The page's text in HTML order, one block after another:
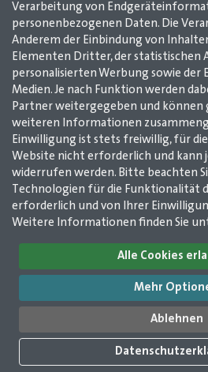
Verarbeitung von
personenbezogenen Daten. Die
Anderem der Einbindung von
Elementen Dritter, der statistischen
personalisierten Werbung sowie der
Medien. Je nach Funktion werden
Partner weitergegeben und können
weiteren Informationen
Einwilligung ist stets freiwillig, für
Website nicht erforderlich und kann
widerrufen werden. Bitte beachten
Technologien für die Funktionalität
erforderlich und von Ihrer
Weitere Informationen finden Sie
Alle Cookies
Mehr
Ablehnen
1 2 3 4 5 6 7
12
13 14 15 16
21
22 23 24 25
30
31 32 33 34
39
40 41 42
47
48 49 50 51
56
57
Impressum
Wilhelmstr. 12
02261 / 978 14 53
info@gmerleben.de